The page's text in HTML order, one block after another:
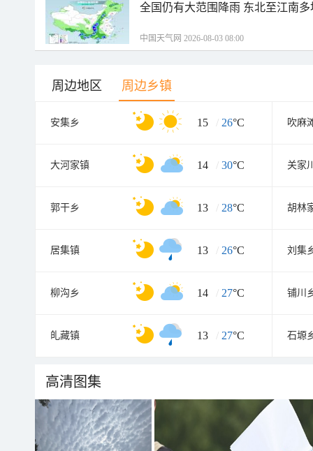
全国仍有大范围降雨 东北至江南
中国天气网 2026-08-03 08:00
周边地区 周边乡镇
安集乡 15 / 26°C 吹麻
大河家镇 14 / 30°C 关家
郭干乡 13 / 28°C 胡林
居集镇 13 / 26°C 刘集
柳沟乡 14 / 27°C 铺川
癿藏镇 13 / 27°C 石塬
高清图集